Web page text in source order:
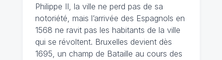
Philippe II, la ville ne perd pas de sa
notoriété, mais l’arrivée des Espagnols en
1568 ne ravit pas les habitants de la ville
qui se révoltent. Bruxelles devient dès
1695, un champ de Bataille au cours des